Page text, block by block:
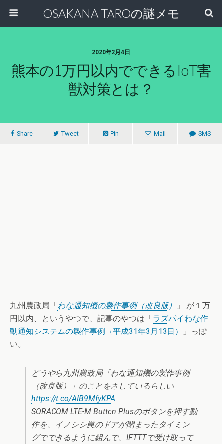
OSAKANA TAROの謎メモ
2020年2月4日
熊本の1万円以内でできるIoT害
獣対策とは？
Share Tweet Pin Mail SMS
九州農政局「わな通知機の製作事例（改良版）
」 が１万
円以内、というやつで、記事のやつは「ラズパイわな作
動通知システムの製作事例（平成31年3月13日）
」っぽ
い。
どうやら九州農政局「わな通知機の製作事例
（改良版）」のことをさしているらしい
https://t.co/AIB9MfyKPA
SORACOM LTE-M Button Plusのボタンを押す動
作を、イノシシ罠のドアが閉まったタイミン
グでできるように組んで、IFTTTで受け取って